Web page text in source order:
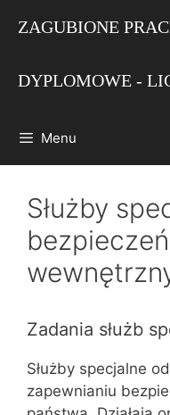
ZAGUBIONE
DYPLOMOWE -
Menu
Służby
Zadania służb
Służby specjalne
zapewnianiu